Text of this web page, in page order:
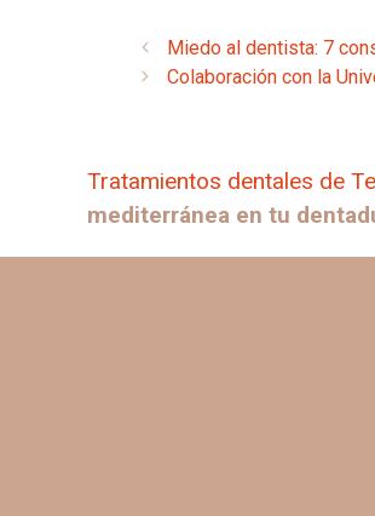
Miedo al dentista: 7
Colaboración con la
Tratamientos dentales de
mediterránea en tu